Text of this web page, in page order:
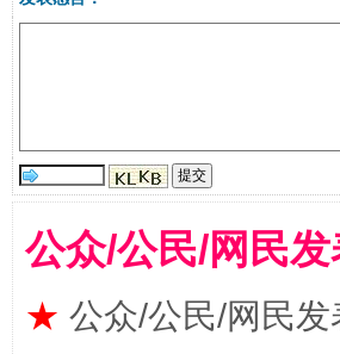
全民健身五年计划来了！等你上场
公众/公民/网民
★ 公众/公民/网民